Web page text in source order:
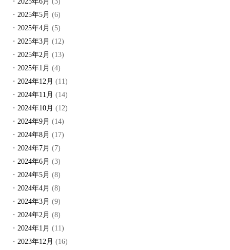
2025年5月 (6)
2025年4月 (5)
2025年3月 (12)
2025年2月 (13)
2025年1月 (4)
2024年12月 (11)
2024年11月 (14)
2024年10月 (12)
2024年9月 (14)
2024年8月 (17)
2024年7月 (7)
2024年6月 (3)
2024年5月 (8)
2024年4月 (8)
2024年3月 (9)
2024年2月 (8)
2024年1月 (11)
2023年12月 (16)